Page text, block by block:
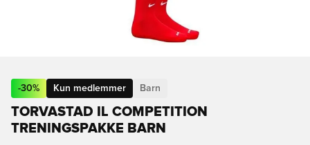
-30% Kun medlemmer Barn
TORVASTAD IL COMPETITION
TRENINGSPAKKE BARN